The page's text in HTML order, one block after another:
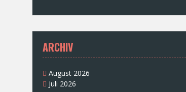
ARCHIV
August 2026
Juli 2026